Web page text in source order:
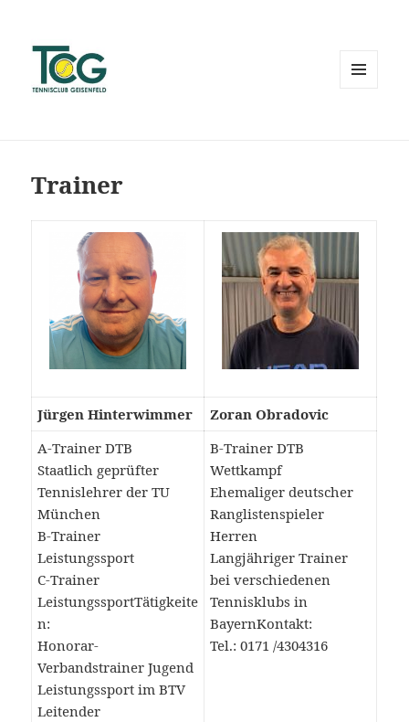
Trainer
Jürgen Hinterwimmer
Zoran Obradovic
A-Trainer DTB
Staatlich geprüfter
Tennislehrer der TU
München
B-Trainer
Leistungssport
C-Trainer
LeistungssportTätigkeite
n:
Honorar-
Verbandstrainer Jugend
Leistungssport im BTV
Leitender
B-Trainer DTB
Wettkampf
Ehemaliger deutscher
Ranglistenspieler
Herren
Langjähriger Trainer
bei verschiedenen
Tennisklubs in
BayernKontakt:
Tel.: 0171 /4304316